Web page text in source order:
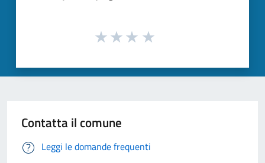
Contatta il comune
Leggi le domande frequenti